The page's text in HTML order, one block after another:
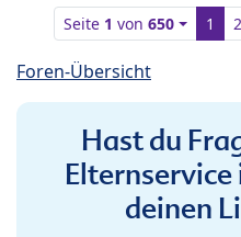
Seite 1 von650 1 2
Foren-Übersicht
Hast du
deinen